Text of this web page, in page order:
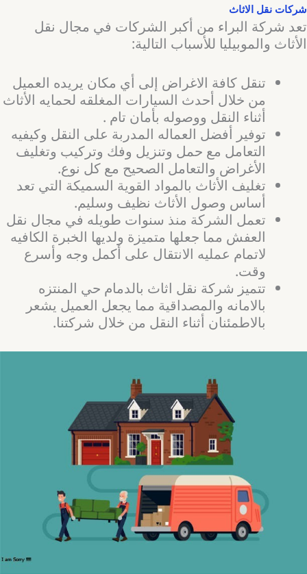
شركات نقل الاثاث
تعد شركة البراء من أكبر الشركات في مجال نقل
الأثاث والموبيليا للأسباب التالية:
تنقل كافة الاغراض إلى أي مكان يريده العميل
من خلال أحدث السيارات المغلقه لحمايه الأثاث
أثناء النقل ووصوله بأمان تام .
توفير أفضل العماله المدربة على النقل وكيفيه
التعامل مع حمل وتنزيل وفك وتركيب وتغليف
الأغراض والتعامل الصحيح مع كل نوع.
تغليف الأثاث بالمواد القوية السميكة التي تعد
أساس وصول الأثاث نظيف وسليم.
تعمل الشركة منذ سنوات طويله في مجال نقل
العفش مما جعلها متميزة ولديها الخبرة الكافيه
لاتمام عمليه الانتقال على أكمل وجه وأسرع
وقت.
تتميز شركة نقل اثاث بالدمام حي المنتزه
بالامانه والمصداقية مما يجعل العميل يشعر
بالاطمئنان أثناء النقل من خلال شركتنا.